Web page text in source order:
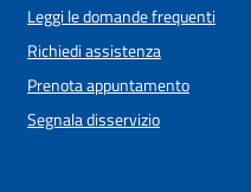
Leggi le domande frequenti
Richiedi assistenza
Prenota appuntamento
Segnala disservizio